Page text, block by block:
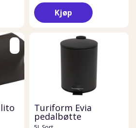
Kjøp
Turiform Evia
pedalbøtte